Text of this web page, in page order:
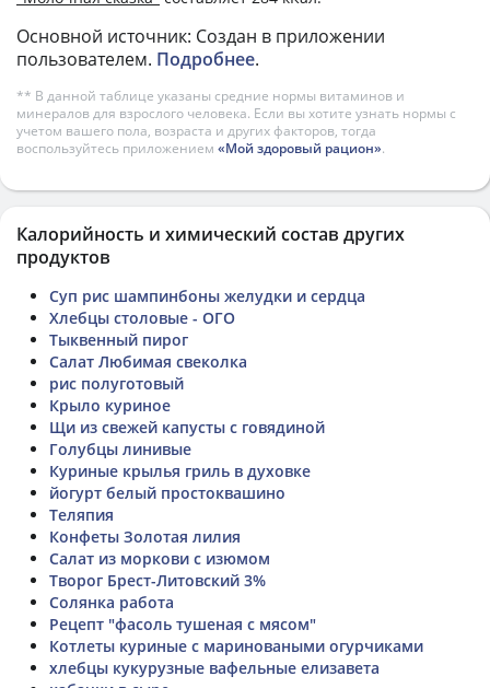
Основной источник: Создан в приложении
пользователем. Подробнее.
** В данной таблице указаны средние нормы витаминов и
минералов для взрослого человека. Если вы хотите узнать нормы с
учетом вашего пола, возраста и других факторов, тогда
воспользуйтесь приложением «Мой здоровый рацион».
Калорийность и химический состав других
продуктов
Суп рис шампинбоны желудки и сердца
Хлебцы столовые - ОГО
Тыквенный пирог
Салат Любимая свеколка
рис полуготовый
Крыло куриное
Щи из свежей капусты с говядиной
Голубцы линивые
Куриные крылья гриль в духовке
йогурт белый простоквашино
Теляпия
Конфеты Золотая лилия
Салат из моркови с изюмом
Творог Брест-Литовский 3%
Солянка работа
Рецепт "фасоль тушеная с мясом"
Котлеты куриные с мариноваными огурчиками
хлебцы кукурузные вафельные елизавета